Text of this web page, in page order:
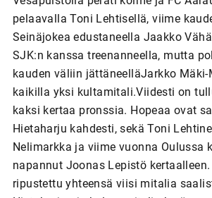
pelaavalla Toni Lehtisellä, viime
Seinäjokea edustaneella Jaakko
SJK:n kanssa treenanneella, mutta
kauden väliin jättäneelläJarkko Mäki-
kaikilla yksi kultamitali.Viidesti on
kaksi kertaa pronssia. Hopeaa ovat
Hietaharju kahdesti, sekä Toni
Nelimarkka ja viime vuonna Oulussa
napannut Joonas Lepistö
ripustettu yhteensä viisi mitalia